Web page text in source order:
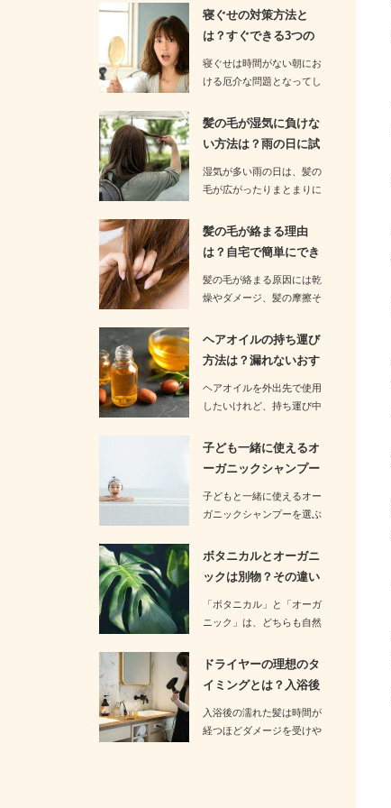
す。お…
寝ぐせの対策方法と
は？すぐできる3つの
予防策をお伝…
寝ぐせは時間がない朝にお
ける厄介な問題となってし
せを…
髪の毛が湿気に負けな
い方法は？雨の日に試
すべき3つ…
湿気が多い雨の日は、髪の
毛が広がったりまとまりに
です。…
髪の毛が絡まる理由
は？自宅で簡単にでき
るケア方法を…
髪の毛が絡まる原因には乾
燥やダメージ、髪の摩擦そ
していま…
ヘアオイルの持ち運び
方法は？漏れないおす
すめの方法…
ヘアオイルを外出先で使用
したいけれど、持ち運び中
いのでは…
子ども一緒に使えるオ
ーガニックシャンプー
は？おすす…
子どもと一緒に使えるオー
ガニックシャンプーを選ぶ
が少ない…
ボタニカルとオーガニ
ックは別物？その違い
についてわ…
「ボタニカル」と「オーガ
ニック」は、どちらも自然
を持つ言…
ドライヤーの理想のタ
イミングとは？入浴後
何分以内が…
入浴後の濡れた髪は時間が
経つほどダメージを受けや